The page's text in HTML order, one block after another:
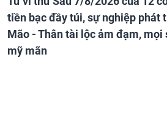
Tử vi thứ Sáu 7/8/2026 của 12
tiền bạc đầy túi, sự nghiệp phát
Mão - Thân tài lộc ảm đạm, mọi
mỹ mãn